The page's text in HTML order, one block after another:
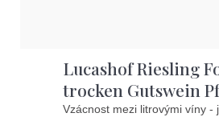
Lucashof Riesling
trocken Gutswein
Vzácnost mezi litrovými víny -